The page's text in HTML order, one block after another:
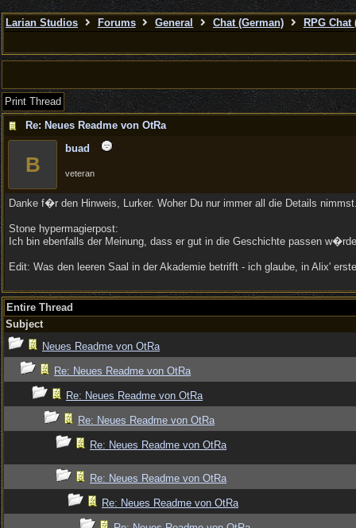
Larian Studios Forums General Chat (German) RPG Chat
Print Thread
Re: Neues Readme von OtRa
B
buad
veteran
Danke f�r den Hinweis, Lurker. Woher Du nur immer all die Details
Stone hypermagierpost:
Ich bin ebenfalls der Meinung, dass er gut in die Geschichte passen
Edit: Was den leeren Saal in der Akademie betrifft - ich glaube, in Alix'
Entire Thread
Subject
Neues Readme von OtRa
Re: Neues Readme von OtRa
Re: Neues Readme von OtRa
Re: Neues Readme von OtRa
Re: Neues Readme von OtRa
Re: Neues Readme von OtRa
Re: Neues Readme von OtRa